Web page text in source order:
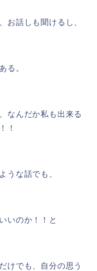
お話しも聞けるし、
る。
なんだか私も出来る
！
うな話でも、
いのか！！と
けでも、自分の思う